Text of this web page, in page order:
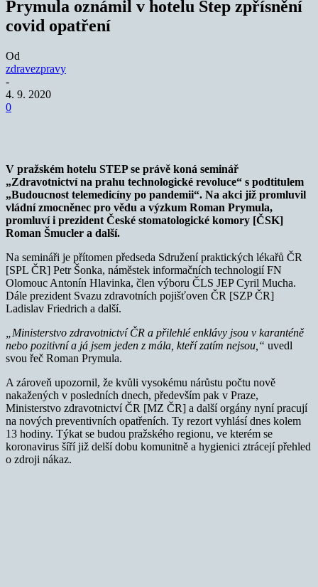
Prymula oznámil v hotelu Step zpřísnění
covid opatření
Od
zdravezpravy
-
4. 9. 2020
0
V pražském hotelu STEP se právě koná seminář
„Zdravotnictví na prahu technologické revoluce“ s podtitulem
„Budoucnost telemedicíny po pandemii“. Na akci již promluvil
vládní zmocněnec pro vědu a výzkum Roman Prymula,
promluví i prezident České stomatologické komory [ČSK]
Roman Šmucler a další.
Na semináři je přítomen předseda Sdružení praktických lékařů ČR
[SPL ČR] Petr Šonka, náměstek informačních technologií FN
Olomouc Antonín Hlavinka, člen výboru ČLS JEP Cyril Mucha.
Dále prezident Svazu zdravotních pojišťoven ČR [SZP ČR]
Ladislav Friedrich a další.
„Ministerstvo zdravotnictví ČR a přilehlé enklávy jsou v karanténě
nebo pozitivní a já jsem jeden z mála, kteří zatím nejsou,“ uvedl
svou řeč Roman Prymula.
A zároveň upozornil, že kvůli vysokému nárůstu počtu nově
nakažených v posledních dnech, především pak v Praze,
Ministerstvo zdravotnictví ČR [MZ ČR] a další orgány nyní pracují
na nových preventivních opatřeních. Ty rezort vyhlásí dnes kolem
13 hodiny. Týkat se budou pražského regionu, ve kterém se
koronavirus šíří již delší dobu komunitně a hygienici ztrácejí přehled
o zdroji nákaz.